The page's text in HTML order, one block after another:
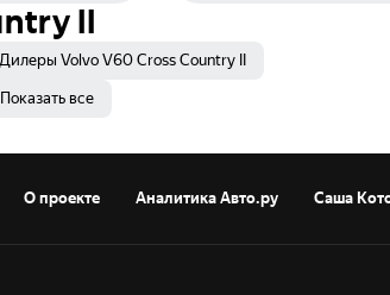
как вы « прикурите» и
дисплей ,
через неделю
благо если
II
Дилеры Volvo V60 Cross Country II
Показать все
О проекте Аналитика Авто.ру Саша